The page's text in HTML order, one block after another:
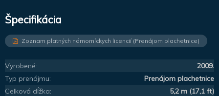
Špecifikácia
Zoznam platných námorníckych licencií (Prenájom plachetnice)
Vyrobené:
2009.
Typ prenájmu:
Prenájom plachetnice
Celková dĺžka:
5,2 m (17,1 ft)